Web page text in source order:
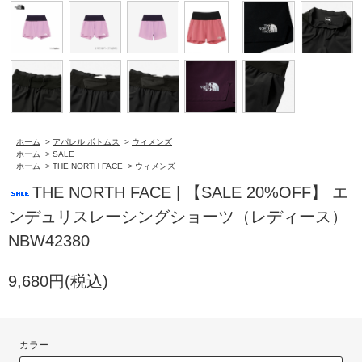
ホーム > アパレル ボトムス > ウィメンズ
ホーム
> SALE
ホーム
> THE NORTH FACE > ウィメンズ
THE NORTH FACE | 【SALE 20%OFF】 エ
ンデュリスレーシングショーツ（レディース）
NBW42380
9,680円(税込)
カラー